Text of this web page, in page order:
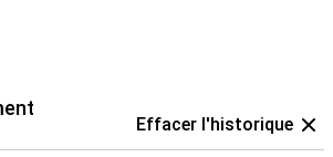
Effacer l'historique